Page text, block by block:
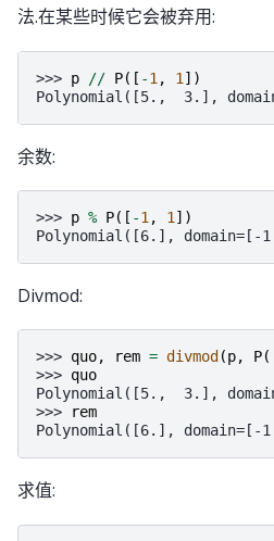
法.在某些时候它会被弃用:
>>> p // P([ -1 , 1 ])
Polynomial([5.,  3.],
余数:
>>> p % P([ -1 , 1 ])
Polynomial([6.],
Divmod:
>>> quo, rem = divmod (p, P
>>> quo
Polynomial([5.,  3.],
>>>
rem
Polynomial([6.],
求值: